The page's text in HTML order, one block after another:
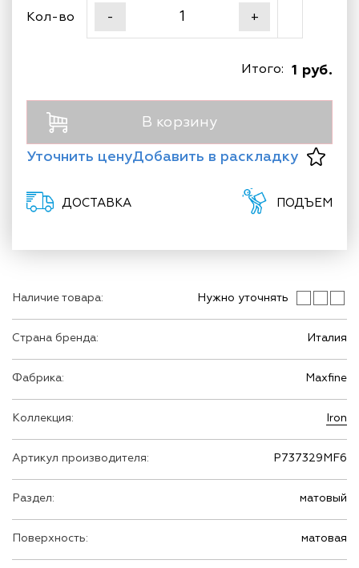
Наличие товара: Нужно уточнять
Страна бренда: Италия
Фабрика: Maxfine
Коллекция: Iron
Артикул производителя: P737329MF6
Раздел: матовый
Поверхность: матовая
Кол-во - +
1 руб.
Итого:
В корзину
Уточнить ценуДобавить в раскладку
ДОСТАВКА ПОДЪЕМ